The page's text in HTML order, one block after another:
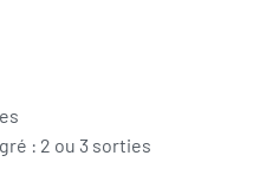
: 2 ou 3 sorties